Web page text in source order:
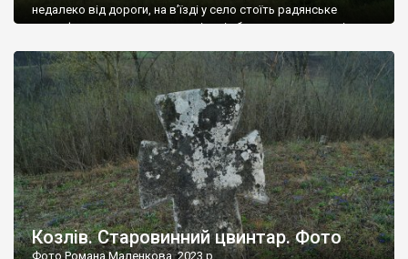
недалеко від дороги, на в’їзді у село стоїть радянське
рельєфне пано, яке показує жінку і яблуню, а трохи далі, десь
не видно, але видно дві стареньких колії у траві – […]
Козлів. Старовинний цвинтар. Фото
Фото Романа Маленкова, 2023 р.